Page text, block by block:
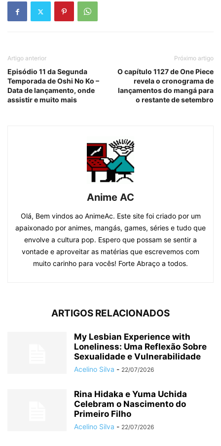
Artigo anterior
Episódio 11 da Segunda
Temporada de Oshi No Ko –
Data de lançamento, onde
assistir e muito mais
Próximo artigo
O capítulo 1127 de One Piece
revela o cronograma de
lançamentos do mangá para
o restante de setembro
Anime AC
Olá, Bem vindos ao AnimeAc. Este site foi criado por um
apaixonado por animes, mangás, games, séries e tudo que
envolve a cultura pop. Espero que possam se sentir a
vontade e aproveitar as matérias que escrevemos com
muito carinho para vocês! Forte Abraço a todos.
ARTIGOS RELACIONADOS
My Lesbian Experience with
Loneliness: Uma Reflexão Sobre
Sexualidade e Vulnerabilidade
Acelino Silva - 22/07/2026
Rina Hidaka e Yuma Uchida
Celebram o Nascimento do
Primeiro Filho
Acelino Silva - 22/07/2026